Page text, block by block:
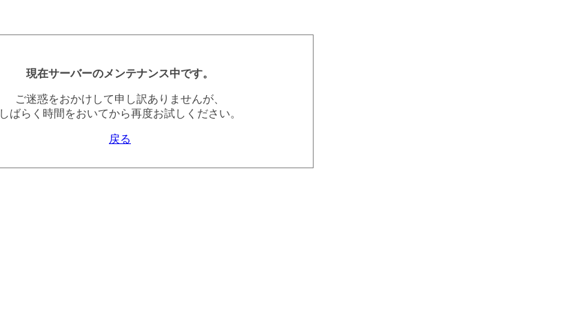
現在サーバーのメンテナンス中です。
ご迷惑をおかけして申し訳ありませんが、
しばらく時間をおいてから再度お試しください。
戻る